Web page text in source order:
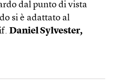
dal punto di vista
si è adattato al
Daniel Sylvester,